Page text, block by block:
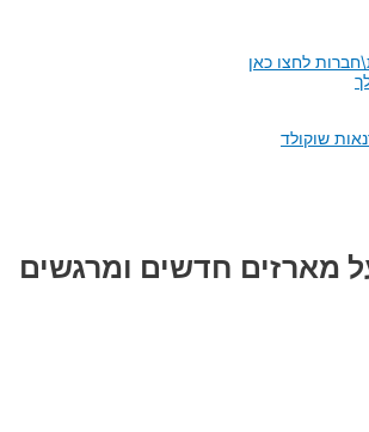
לחצו כאן
שוקולד
מארזים חדשים ומרגשים